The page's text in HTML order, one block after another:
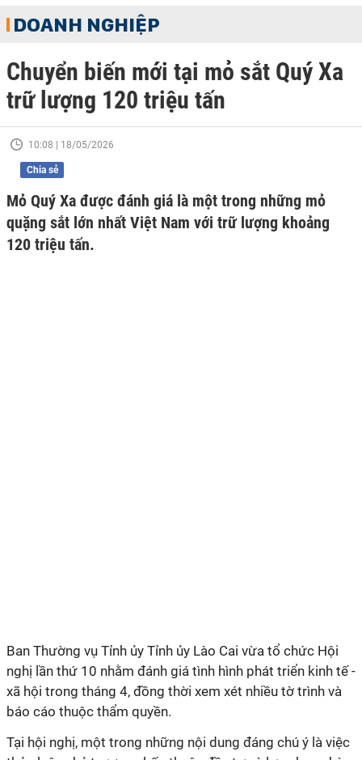
DOANH NGHIỆP
Chuyển biến mới tại mỏ sắt Quý Xa
trữ lượng 120 triệu tấn
10:08 | 18/05/2026
Chia sẻ
Mỏ Quý Xa được đánh giá là một trong những mỏ
quặng sắt lớn nhất Việt Nam với trữ lượng khoảng
120 triệu tấn.
Ban Thường vụ Tỉnh ủy Tỉnh ủy Lào Cai vừa tổ chức Hội
nghị lần thứ 10 nhằm đánh giá tình hình phát triển kinh tế -
xã hội trong tháng 4, đồng thời xem xét nhiều tờ trình và
báo cáo thuộc thẩm quyền.
Tại hội nghị, một trong những nội dung đáng chú ý là việc